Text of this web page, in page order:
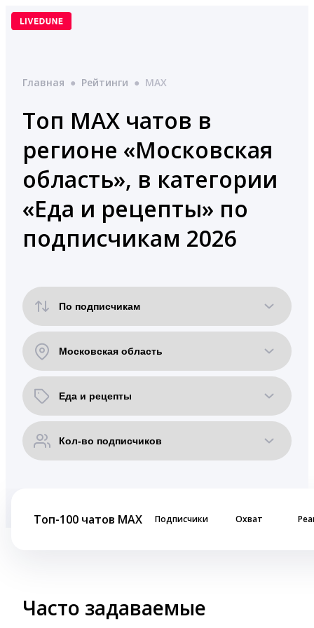
Перейти
Главная ● Рейтинги ● MAX
Топ MAX чатов в
регионе «Московская
область», в категории
«Еда и рецепты» по
подписчикам 2026
Топ-100 чатов MAX Подписчики Охват
Часто задаваемые